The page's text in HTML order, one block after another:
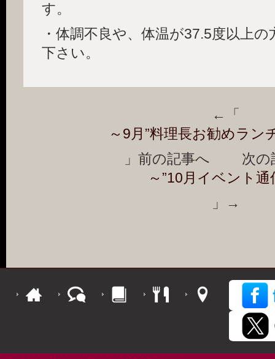
す。
・体調不良や、体温が37.5度以上
下さい。
←「
～9月”料理長お勧めラン
」前の記事へ 次の
～”10月イベント通
」→